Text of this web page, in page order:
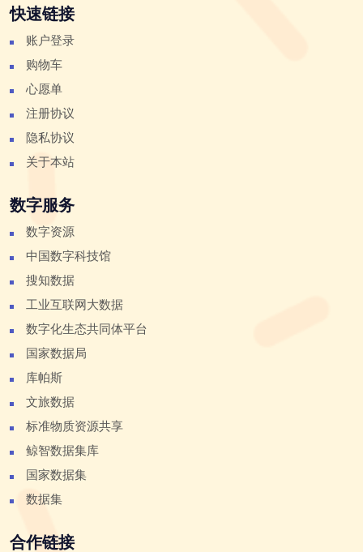
快速链接
账户登录
购物车
心愿单
注册协议
隐私协议
关于本站
数字服务
数字资源
中国数字科技馆
搜知数据
工业互联网大数据
数字化生态共同体平台
国家数据局
库帕斯
文旅数据
标准物质资源共享
鲸智数据集库
国家数据集
数据集
合作链接